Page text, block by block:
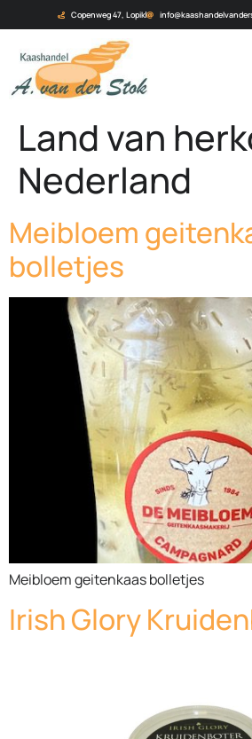
Copenweg 47, Lopik
Land van
Nederland
Meibloem
bolletjes
Meibloem geitenkaas bolletjes
Irish Glory